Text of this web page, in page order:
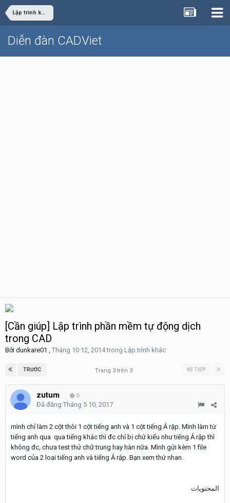
Lập trình khác
Diễn đàn CADViet
[Cần giúp] Lập trình phần mềm tự động dịch
trong CAD
Bởi dunkare01 , Tháng 10 12, 2014trong Lập trình khác
TRƯỚC KẾ TIẾP
Trang 3 trên 3
zutum 0
Đã đăng Tháng 5 10, 2017
mình chỉ làm 2 cột thôi 1 cột tiếng anh và 1 cột tiếng Ả rập. Mình làm từ
tiếng anh qua qua tiếng khác thì đc chỉ bị chử kiểu như tiếng Ả rập thì
không đc, chưa test thử chữ trung hay hàn nữa. Mình gửi kèm 1 file
word của 2 loại tiếng anh và tiếng Ả rập. Bạn xem thử nhan.
المحتويات